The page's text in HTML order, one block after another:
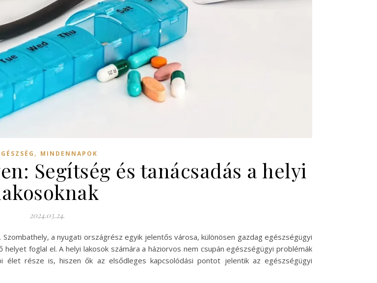
, MINDENNAPOK
Segítség és tanácsadás a helyi
2024.03.24.
a nyugati országrész egyik jelentős városa, különösen gazdag egészségügyi
foglal el. A helyi lakosok számára a háziorvos nem csupán egészségügyi problémák
élet része is, hiszen ők az elsődleges kapcsolódási pontot jelentik az egészségügyi